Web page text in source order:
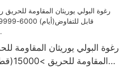
رغوة البولي يوريثان المقاومة